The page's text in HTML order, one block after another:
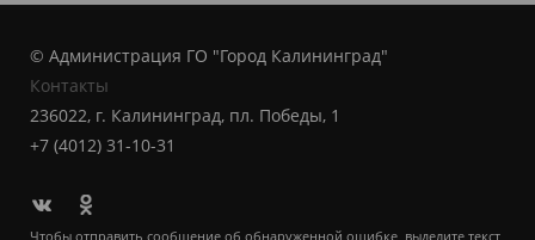
© Администрация ГО "Город Калининград"
Контакты
236022, г. Калининград, пл. Победы, 1
+7 (4012) 31-10-31
Чтобы отправить сообщение об обнаруженной ошибке, выделите текст